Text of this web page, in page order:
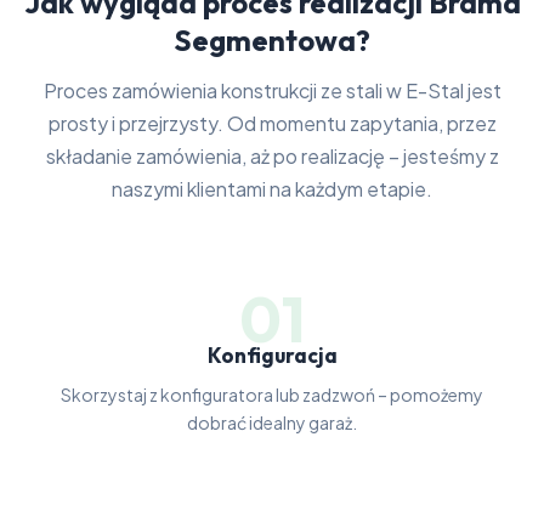
Segmentowa?
Proces zamówienia konstrukcji ze stali w E-Stal jest
prosty i przejrzysty. Od momentu zapytania, przez
składanie zamówienia, aż po realizację – jesteśmy z
naszymi klientami na każdym etapie.
01
Konfiguracja
Skorzystaj z konfiguratora lub zadzwoń – pomożemy
dobrać idealny garaż.